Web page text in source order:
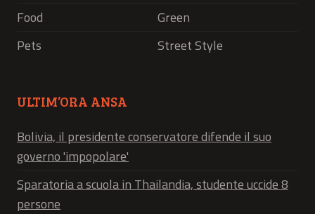
Food
Green
Pets
Street Style
ULTIM’ORA ANSA
Bolivia, il presidente conservatore difende il suo
governo 'impopolare'
Sparatoria a scuola in Thailandia, studente uccide 8
persone